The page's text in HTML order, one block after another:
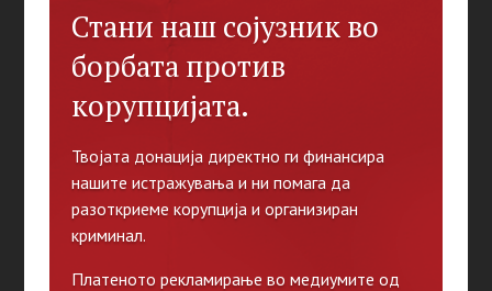
Стани наш сојузник во
борбата против
корупцијата.
Твојата донација директно ги финансира
нашите истражувања и ни помага да
разоткриеме корупција и организиран
криминал.
Платеното рекламирање во медиумите од